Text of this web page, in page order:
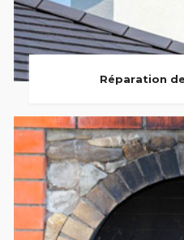
Réparation